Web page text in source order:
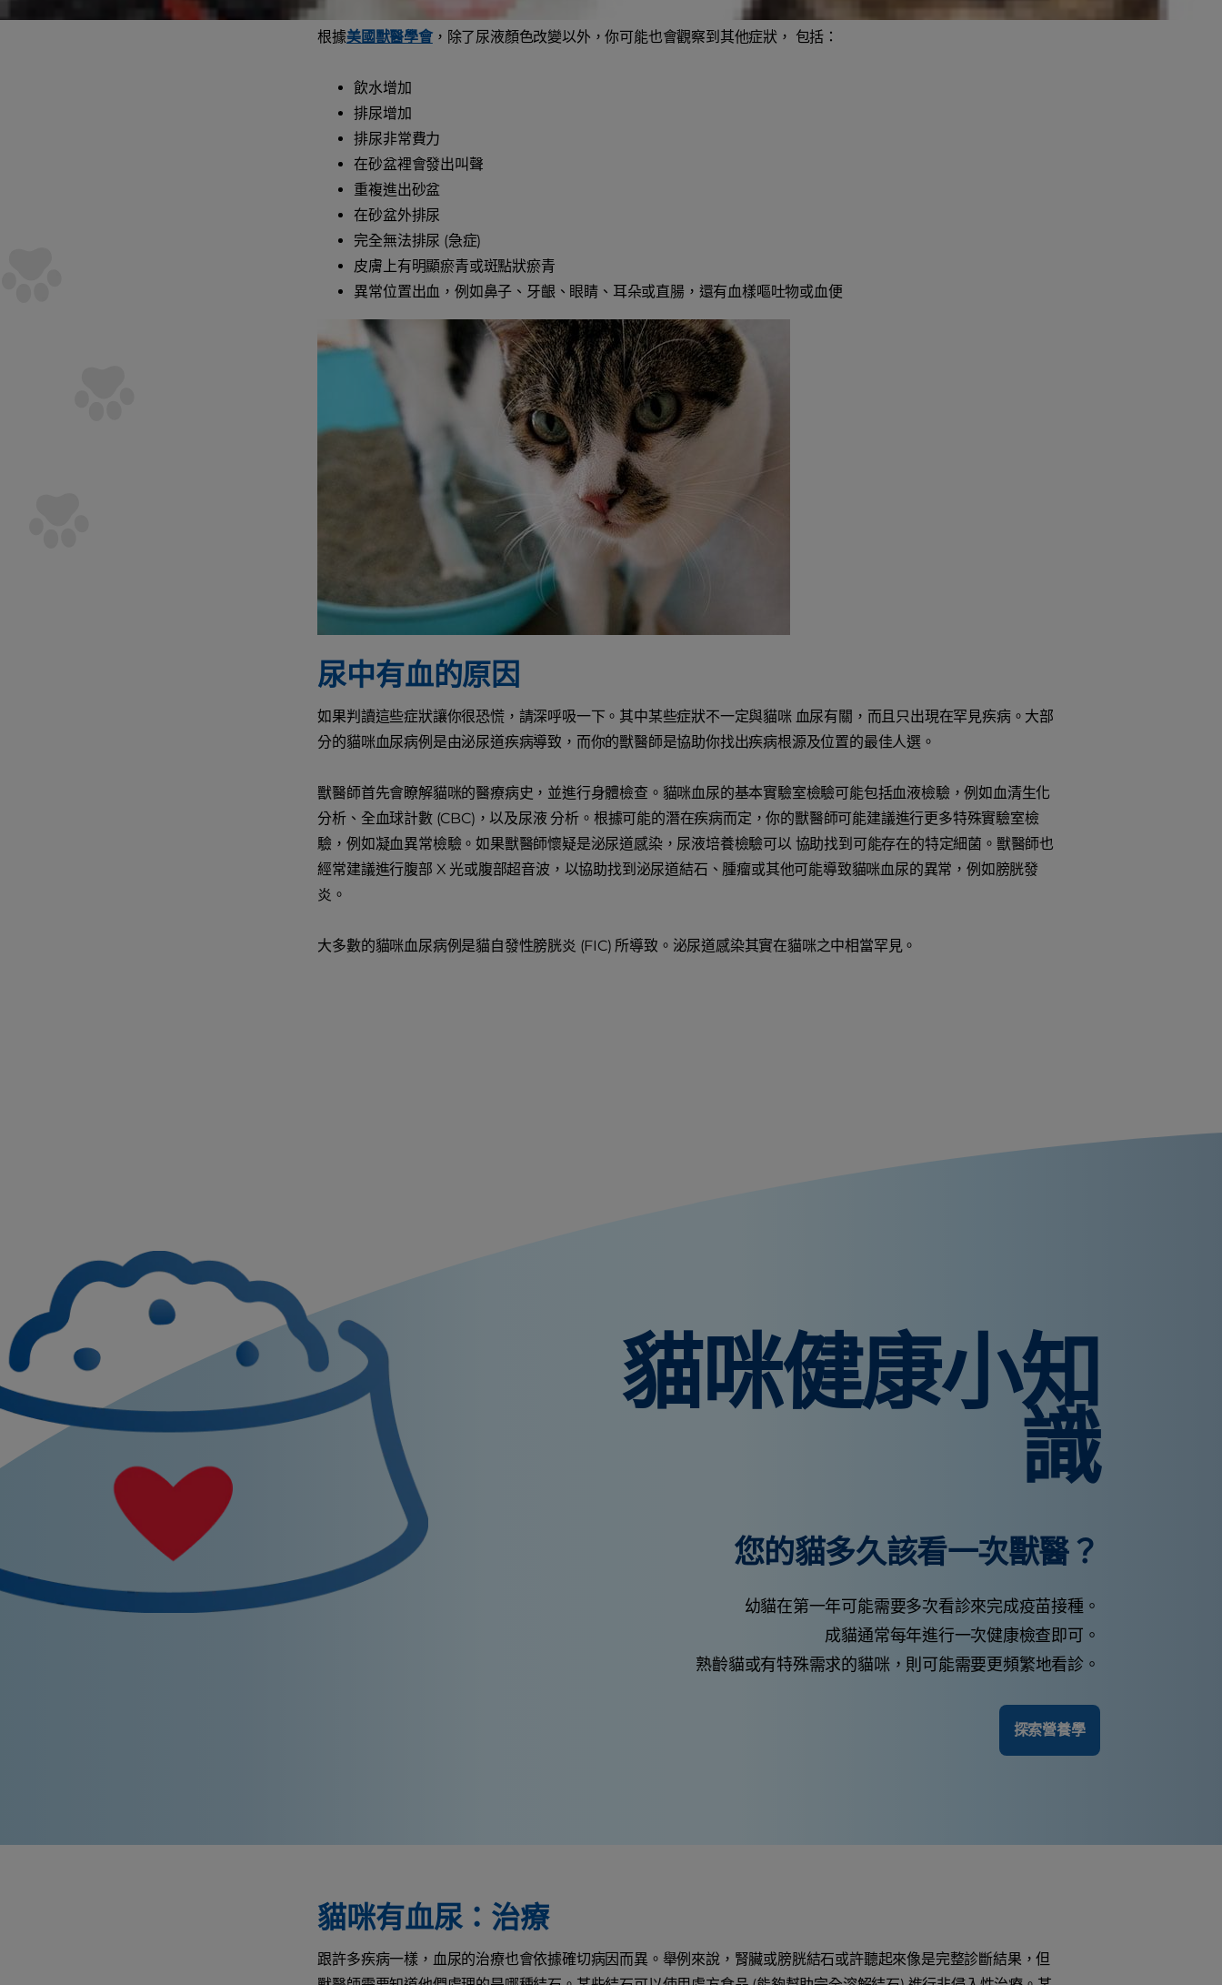
根據美國獸醫學會，除了尿液顏色改變以外，你可能也會觀察到其他症狀， 包括：
飲水增加
排尿增加
排尿非常費力
在砂盆裡會發出叫聲
重複進出砂盆
在砂盆外排尿
完全無法排尿 (急症)
皮膚上有明顯瘀青或斑點狀瘀青
異常位置出血，例如鼻子、牙齦、眼睛、耳朵或直腸，還有血樣嘔吐物或血便
尿中有血的原因
如果判讀這些症狀讓你很恐慌，請深呼吸一下。其中某些症狀不一定與貓咪 血尿有關，而且只出現在罕見疾病。大部
分的貓咪血尿病例是由泌尿道疾病導致，而你的獸醫師是協助你找出疾病根源及位置的最佳人選。
獸醫師首先會瞭解貓咪的醫療病史，並進行身體檢查。貓咪血尿的基本實驗室檢驗可能包括血液檢驗，例如血清生化
分析、全血球計數 (CBC)，以及尿液 分析。根據可能的潛在疾病而定，你的獸醫師可能建議進行更多特殊實驗室檢
驗，例如凝血異常檢驗。如果獸醫師懷疑是泌尿道感染，尿液培養檢驗可以 協助找到可能存在的特定細菌。獸醫師也
經常建議進行腹部 X 光或腹部超音波，以協助找到泌尿道結石、腫瘤或其他可能導致貓咪血尿的異常，例如膀胱發
炎。
大多數的貓咪血尿病例是貓自發性膀胱炎 (FIC) 所導致。泌尿道感染其實在貓咪之中相當罕見。
貓咪健康小知
識
您的貓多久該看一次獸醫？
幼貓在第一年可能需要多次看診來完成疫苗接種。
成貓通常每年進行一次健康檢查即可。
熟齡貓或有特殊需求的貓咪，則可能需要更頻繁地看診。
探索營養學
貓咪有血尿：治療
跟許多疾病一樣，血尿的治療也會依據確切病因而異。舉例來說，腎臟或膀胱結石或許聽起來像是完整診斷結果，但